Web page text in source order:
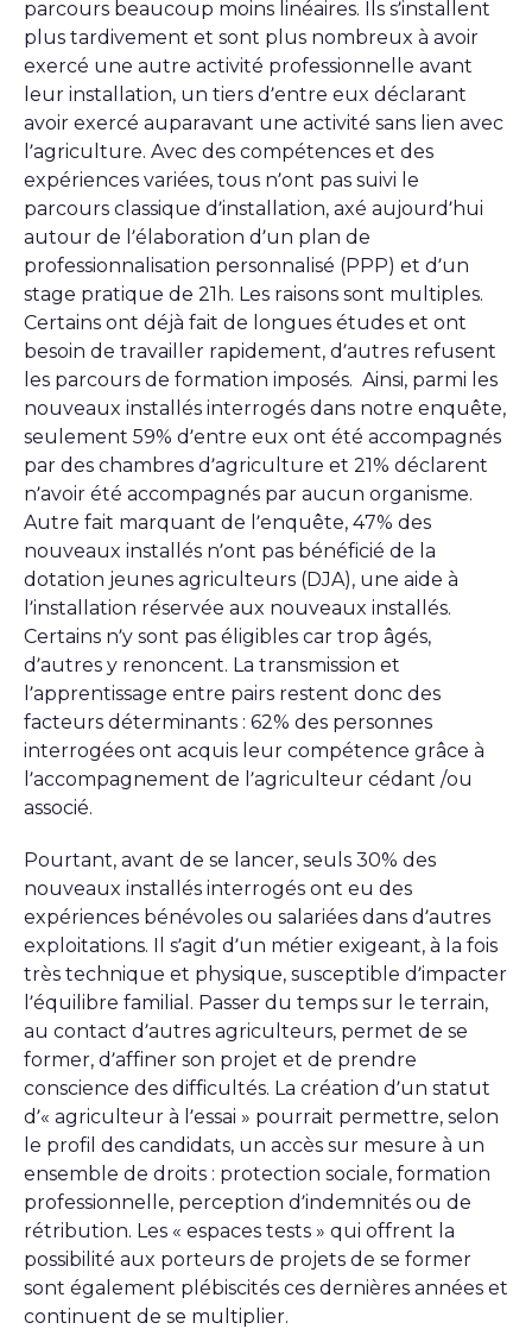
parcours beaucoup moins linéaires. Ils s’installent
plus tardivement et sont plus nombreux à avoir
exercé une autre activité professionnelle avant
leur installation, un tiers d’entre eux déclarant
avoir exercé auparavant une activité sans lien avec
l’agriculture. Avec des compétences et des
expériences variées, tous n’ont pas suivi le
parcours classique d’installation, axé aujourd’hui
autour de l’élaboration d’un plan de
professionnalisation personnalisé (PPP) et d’un
stage pratique de 21h. Les raisons sont multiples.
Certains ont déjà fait de longues études et ont
besoin de travailler rapidement, d’autres refusent
les parcours de formation imposés. Ainsi, parmi les
nouveaux installés interrogés dans notre enquête,
seulement 59% d’entre eux ont été accompagnés
par des chambres d’agriculture et 21% déclarent
n’avoir été accompagnés par aucun organisme.
Autre fait marquant de l’enquête, 47% des
nouveaux installés n’ont pas bénéficié de la
dotation jeunes agriculteurs (DJA), une aide à
l’installation réservée aux nouveaux installés.
Certains n’y sont pas éligibles car trop âgés,
d’autres y renoncent. La transmission et
l’apprentissage entre pairs restent donc des
facteurs déterminants : 62% des personnes
interrogées ont acquis leur compétence grâce à
l’accompagnement de l’agriculteur cédant /ou
associé.
Pourtant, avant de se lancer, seuls 30% des
nouveaux installés interrogés ont eu des
expériences bénévoles ou salariées dans d’autres
exploitations. Il s’agit d’un métier exigeant, à la fois
très technique et physique, susceptible d’impacter
l’équilibre familial. Passer du temps sur le terrain,
au contact d’autres agriculteurs, permet de se
former, d’affiner son projet et de prendre
conscience des difficultés. La création d’un statut
d’« agriculteur à l’essai » pourrait permettre, selon
le profil des candidats, un accès sur mesure à un
ensemble de droits : protection sociale, formation
professionnelle, perception d’indemnités ou de
rétribution. Les « espaces tests » qui offrent la
possibilité aux porteurs de projets de se former
sont également plébiscités ces dernières années et
continuent de se multiplier.